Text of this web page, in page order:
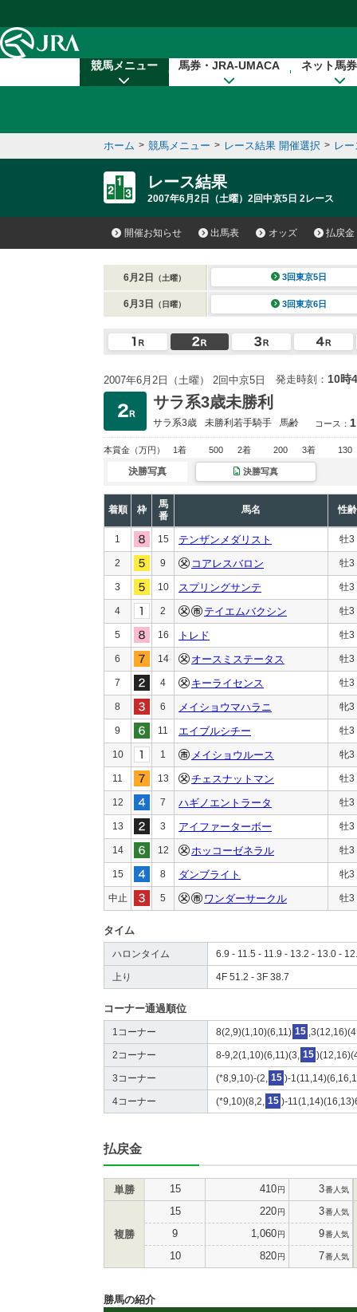
競馬メニュー 馬券・JRA-UMACA ネット馬
ホーム > 競馬メニュー > レース結果 開催選択 > レ
レース結果
2007年6月2日（土曜）2回中京5日 2レース
開催お知らせ 出馬表 オッズ 払戻金
6月2日 （土曜） 3回東京5日
6月3日 （日曜） 3回東京6日
2007年6月2日（土曜） 2回中京5日 発走時刻： 10時
サラ系3歳未勝利
サラ系3歳 未勝利若手騎手 馬齢 コース：
本賞金 （万円） 1着 500 2着 200 3着 130
決勝写真 決勝写真
着順 枠
馬
番
馬名 性齢
1 15 テンザンメダリスト 牡3
2 9 コアレスバロン 牡3
3 10 スプリングサンテ 牡3
4 2 テイエムバクシン 牡3
5 16 トレド 牡3
6 14 オースミステータス 牡3
7 4 キーライセンス 牡3
8 6 メイショウマハラニ 牝3
9 11 エイブルシチー 牡3
10 1 メイショウルース 牝3
11 13 チェスナットマン 牡3
12 7 ハギノエントラータ 牡3
13 3 アイファーターボー 牡3
14 12 ホッコーゼネラル 牡3
15 8 ダンブライト 牝3
中止 5 ワンダーサークル 牡3
タイム
ハロンタイム 6.9 - 11.5 - 11.9 - 13.2 - 13.0 -
上り 4F 51.2 - 3F 38.7
コーナー通過順位
1コーナー 8(2,9)(1,10)(6,11) 15
2コーナー 8-9,2(1,10)(6,11)(3, 15
3コーナー (*8,9,10)-(2, 15 )-
4コーナー (*9,10)(8,2, 15 )-
払戻金
単勝 15 410円 3番人気
複勝
15 220円 3番人気
9 1,060円 9番人気
10 820円 7番人気
勝馬の紹介